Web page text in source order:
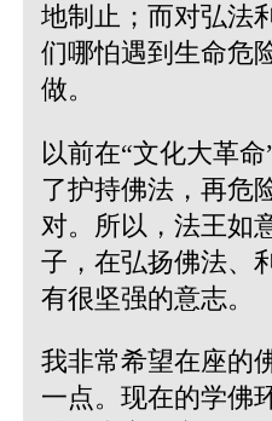
地制止；而对弘法
们哪怕遇到生命危
做。
以前在“文化大革
了护持佛法，再危
对。所以，法王如
子，在弘扬佛法、
有很坚强的意志。
我非常希望在座的
一点。现在的学佛